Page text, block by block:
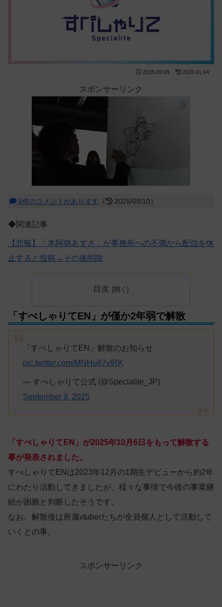
2025.09.09 2026.01.04
スポンサーリンク
6件のコメントがあります （ 2025/09/10）
◆関連記事
【悲報】「本阿弥あずさ」が事務所への不満から配信を休
止すると投稿→その後削除
目次
「すぺしゃりてEN」が僅か2年弱で解散
「すぺしゃりてEN」解散のお知らせ
pic.twitter.com/MNHu87vIRK
— すぺしゃりて公式 (@Specialite_JP)
September 9, 2025
「すぺしゃりてEN」が2025年10月6日をもって解散する
事が発表されました。
すぺしゃりてENは2023年12月の1期生デビューから約2年
にわたり活動してきましたが、様々な事情で今後の事業継
続が困難と判断したそうです。
なお、解散後は所属vtuberたちが全員個人として活動して
いくとの事。
スポンサーリンク